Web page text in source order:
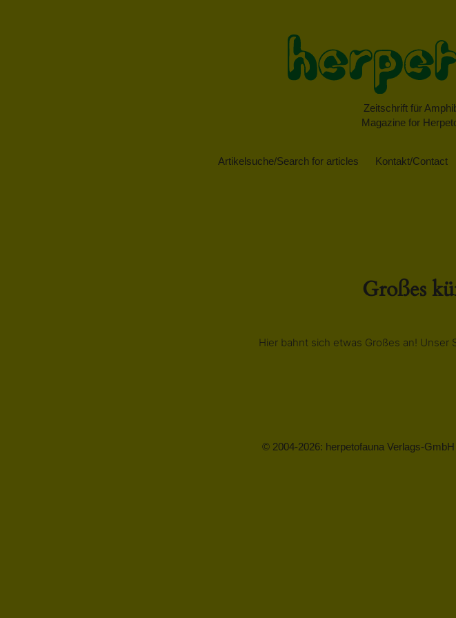
Zeitschrift für
Magazine for
Artikelsuche/Search for articles Kontakt/Contact
Großes
Hier bahnt sich etwas Großes an!
© 2004-2026: herpetofauna Verlags-